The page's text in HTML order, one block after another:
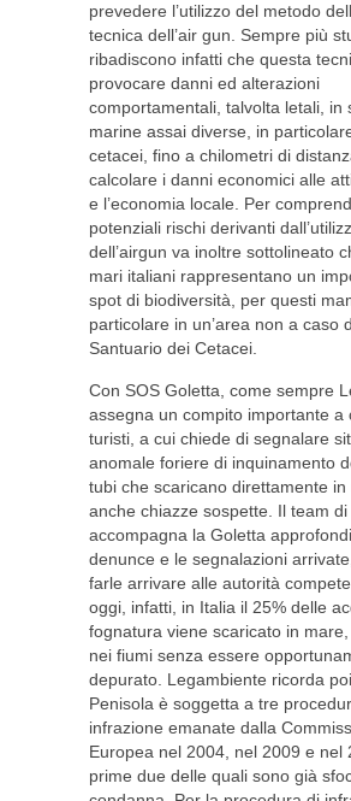
prevedere l’utilizzo del metodo
tecnica dell’air gun. Sempre più
ribadiscono infatti che questa
provocare danni ed alterazioni
comportamentali, talvolta letali, in
marine assai diverse, in
cetacei, fino a chilometri di
calcolare i danni economici alle
e l’economia locale. Per
potenziali rischi derivanti
dell’airgun va inoltre sottolineato
mari italiani rappresentano un
spot di biodiversità, per questi
particolare in un’area non a caso
Santuario dei Cetacei.
Con SOS Goletta, come sempre
assegna un compito importante a
turisti, a cui chiede di segnalare
anomale foriere di inquinamento
tubi che scaricano direttamente in
anche chiazze sospette. Il team di
accompagna la Goletta
denunce e le segnalazioni
farle arrivare alle autorità
oggi, infatti, in Italia il 25% delle
fognatura viene scaricato in
nei fiumi senza essere
depurato. Legambiente ricorda
Penisola è soggetta a tre
infrazione emanate dalla
Europea nel 2004, nel 2009 e nel
prime due delle quali sono già